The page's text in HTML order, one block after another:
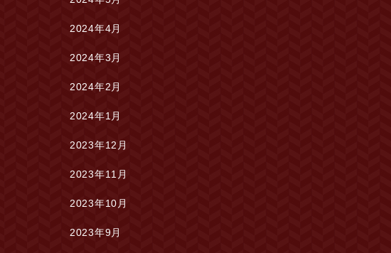
2024年4月
2024年3月
2024年2月
2024年1月
2023年12月
2023年11月
2023年10月
2023年9月